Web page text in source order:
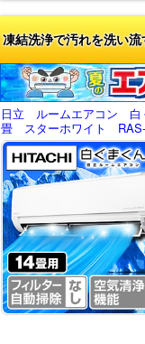
凍結洗浄で汚れを洗い
日立 ルームエアコン
畳 スターホワイト RAS-